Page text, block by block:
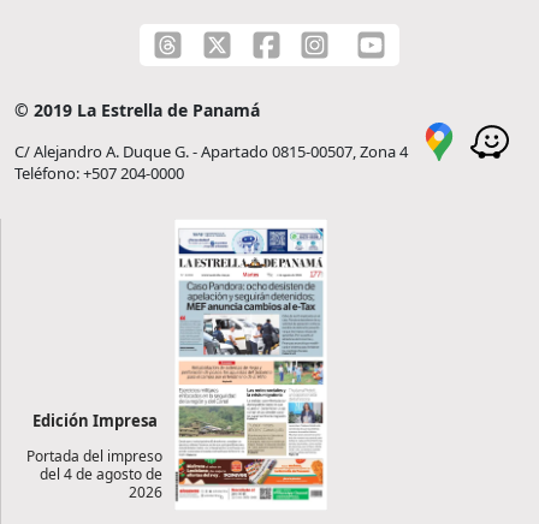
© 2019 La Estrella de Panamá
C/ Alejandro A. Duque G. - Apartado 0815-00507, Zona 4
Teléfono: +507 204-0000
Edición Impresa
Portada del impreso
del 4 de agosto de
2026